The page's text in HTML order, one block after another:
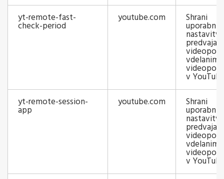
yt-remote-fast-
check-period
youtube.com Shrani
nastavitve
vdelanim
v YouTubu
yt-remote-session-
app
youtube.com Shrani
nastavitve
vdelanim
v YouTubu